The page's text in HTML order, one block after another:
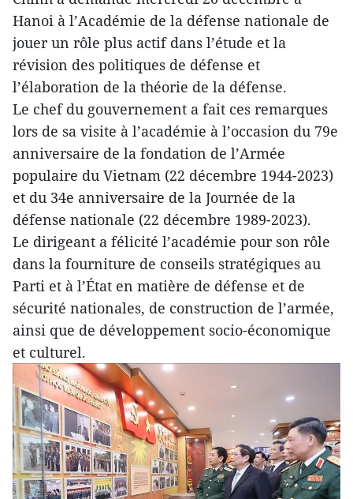
Hanoi à l’Académie de la défense nationale de
jouer un rôle plus actif dans l’étude et la
révision des politiques de défense et
l’élaboration de la théorie de la défense.
Le chef du gouvernement a fait ces remarques
lors de sa visite à l’académie à l’occasion du 79e
anniversaire de la fondation de l’Armée
populaire du Vietnam (22 décembre 1944-2023)
et du 34e anniversaire de la Journée de la
défense nationale (22 décembre 1989-2023).
Le dirigeant a félicité l’académie pour son rôle
dans la fourniture de conseils stratégiques au
Parti et à l’État en matière de défense et de
sécurité nationales, de construction de l’armée,
ainsi que de développement socio-économique
et culturel.